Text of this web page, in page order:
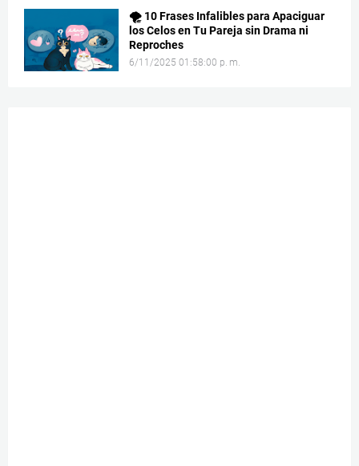
🌪️ 10 Frases Infalibles para Apaciguar
los Celos en Tu Pareja sin Drama ni
Reproches
6/11/2025 01:58:00 p. m.